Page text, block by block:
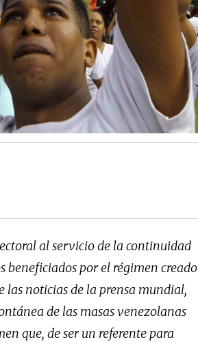
al servicio de la continuidad
beneficiados por el régimen creado
las noticias de la prensa mundial,
de las masas venezolanas
que, de ser un referente para